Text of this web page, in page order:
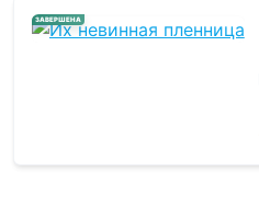
ЗАВЕРШЕНА